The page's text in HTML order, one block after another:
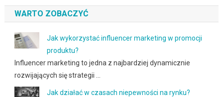
WARTO ZOBACZYĆ
Jak wykorzystać influencer marketing w promocji
produktu?
Influencer marketing to jedna z najbardziej dynamicznie
rozwijających się strategii …
Jak działać w czasach niepewności na rynku?